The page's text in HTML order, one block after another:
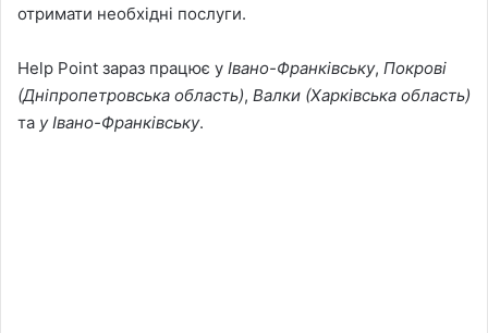
отримати необхідні послуги.
Help Point зараз працює у Івано-Франківську, Покрові
(Дніпропетровська область), Валки (Харківська область)
та у Івано-Франківську.